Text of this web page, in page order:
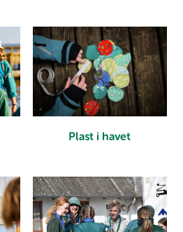
Plast i havet